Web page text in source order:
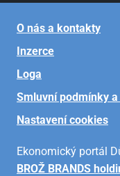
O nás a kontakty
Inzerce
Loga
Smluvní podmínky
Nastavení cookies
Ekonomický portál
BROŽ BRANDS